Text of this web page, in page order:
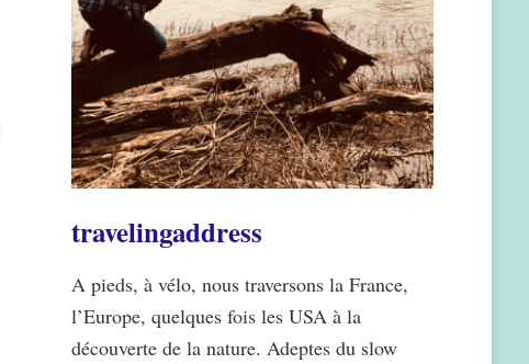
travelingaddress
A pieds, à vélo, nous traversons la France,
l’Europe, quelques fois les USA à la
découverte de la nature. Adeptes du slow